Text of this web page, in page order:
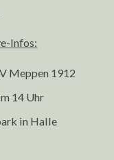
Infos:
Meppen 1912
14 Uhr
in Halle